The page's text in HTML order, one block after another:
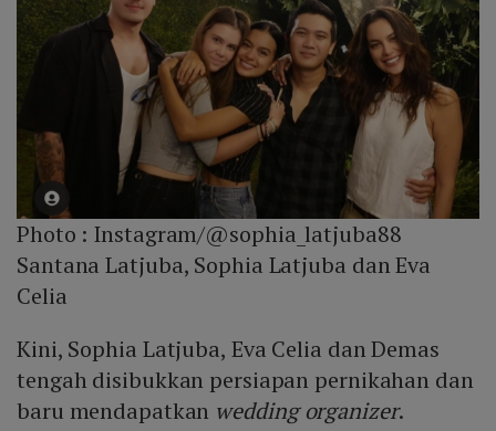
Photo : Instagram/@sophia_latjuba88
Santana Latjuba, Sophia Latjuba dan Eva
Celia
Kini, Sophia Latjuba, Eva Celia dan Demas
tengah disibukkan persiapan pernikahan dan
baru mendapatkan wedding organizer.